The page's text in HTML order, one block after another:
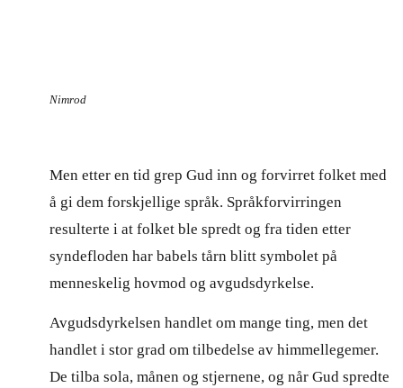
Nimrod
Men etter en tid grep Gud inn og forvirret folket med
å gi dem forskjellige språk. Språkforvirringen
resulterte i at folket ble spredt og fra tiden etter
syndefloden har babels tårn blitt symbolet på
menneskelig hovmod og avgudsdyrkelse.
Avgudsdyrkelsen handlet om mange ting, men det
handlet i stor grad om tilbedelse av himmellegemer.
De tilba sola, månen og stjernene, og når Gud spredte